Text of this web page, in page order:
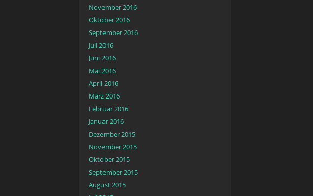
November 2016
Oktober 2016
September 2016
Juli 2016
Juni 2016
Mai 2016
April 2016
März 2016
Februar 2016
Januar 2016
Dezember 2015
November 2015
Oktober 2015
September 2015
August 2015